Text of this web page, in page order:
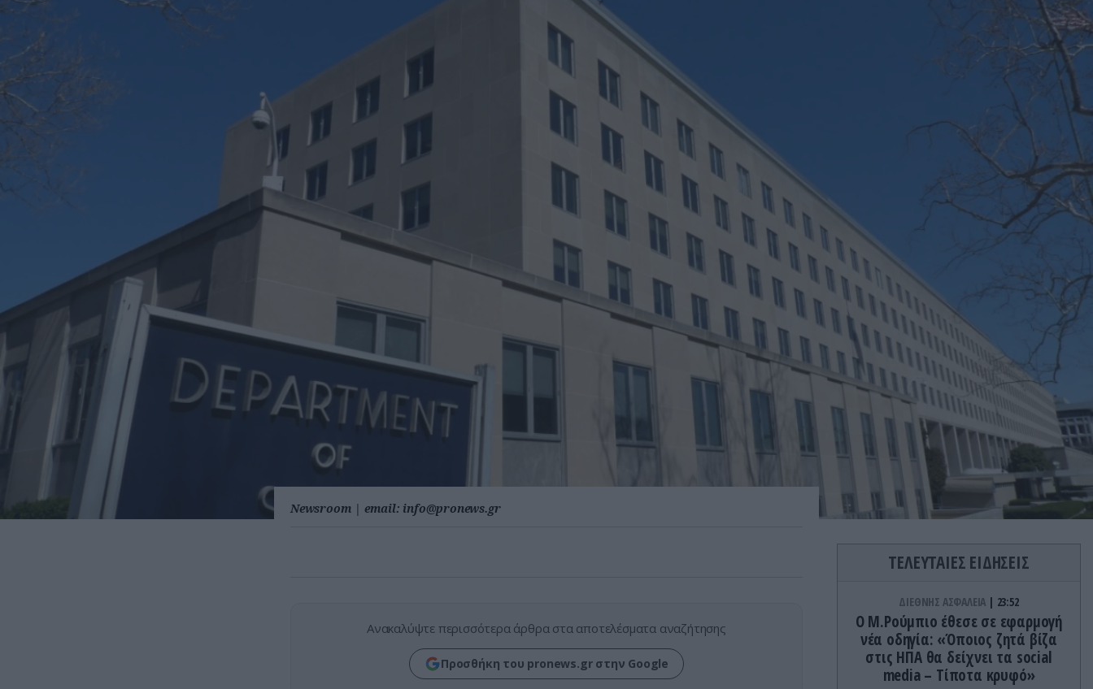
Newsroom | email: info@pronews.gr
Ανακαλύψτε περισσότερα άρθρα στα αποτελέσματα αναζήτησης
Προσθήκη του pronews.gr στην Google
ΤΕΛΕΥΤΑΙΕΣ ΕΙΔΗΣΕΙΣ
ΔΙΕΘΝΗΣ ΑΣΦΑΛΕΙΑ 23:52
Ο Μ.Ρούμπιο έθεσε σε εφαρμογή
νέα οδηγία: «Όποιος ζητά βίζα
στις ΗΠΑ θα δείχνει τα social
media – Τίποτα κρυφό»